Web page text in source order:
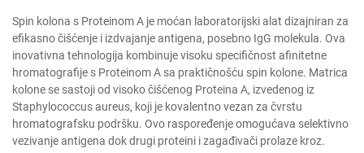
Spin kolona s Proteinom A je moćan laboratorijski alat dizajniran za
efikasno čišćenje i izdvajanje antigena, posebno IgG molekula. Ova
inovativna tehnologija kombinuje visoku specifičnost afinitetne
hromatografije s Proteinom A sa praktičnošću spin kolone. Matrica
kolone se sastoji od visoko čišćenog Proteina A, izvedenog iz
Staphylococcus aureus, koji je kovalentno vezan za čvrstu
hromatografsku podršku. Ovo raspoređenje omogućava selektivno
vezivanje antigena dok drugi proteini i zagađivači prolaze kroz.